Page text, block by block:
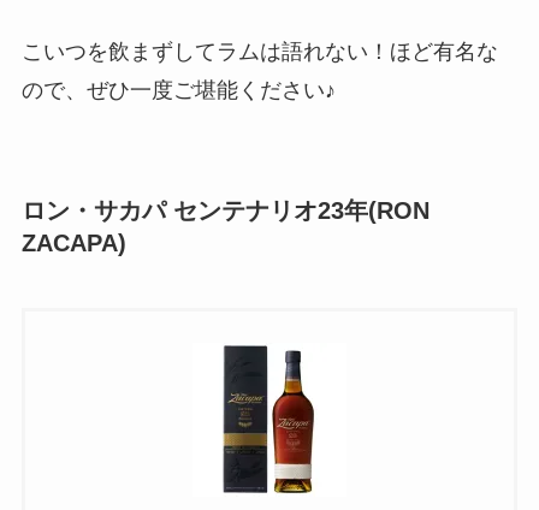
こいつを飲まずしてラムは語れない！ほど有名な
ので、ぜひ一度ご堪能ください♪
ロン・サカパ センテナリオ23年(RON
ZACAPA)